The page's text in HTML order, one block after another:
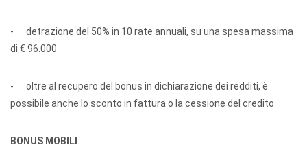
- detrazione del 50% in 10 rate annuali, su una spesa massima
di € 96.000
- oltre al recupero del bonus in dichiarazione dei redditi, è
possibile anche lo sconto in fattura o la cessione del credito
BONUS MOBILI